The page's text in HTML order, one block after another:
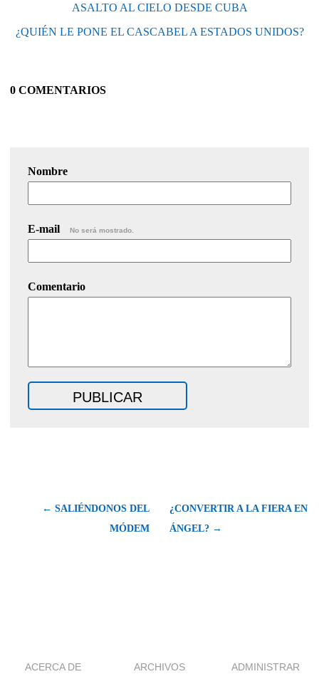
ASALTO AL CIELO DESDE CUBA
¿QUIÉN LE PONE EL CASCABEL A ESTADOS UNIDOS?
0 COMENTARIOS
Nombre
E-mail No será mostrado.
Comentario
← SALIÉNDONOS DEL
MÓDEM
¿CONVERTIR A LA FIERA EN
ÁNGEL? →
ACERCA DE ARCHIVOS ADMINISTRAR